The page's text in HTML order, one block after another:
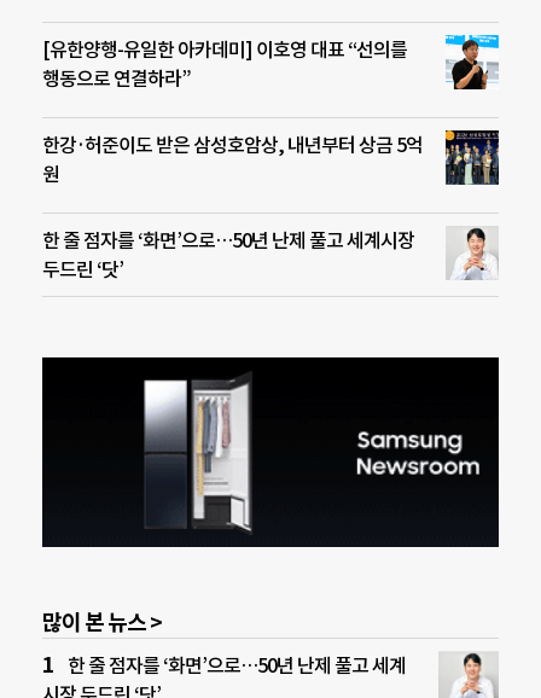
[유한양행-유일한 아카데미] 이호영 대표 “선의를
행동으로 연결하라”
한강·허준이도 받은 삼성호암상, 내년부터 상금 5억
원
한 줄 점자를 ‘화면’으로…50년 난제 풀고 세계시장
두드린 ‘닷’
많이 본 뉴스 >
한 줄 점자를 ‘화면’으로…50년 난제 풀고 세계